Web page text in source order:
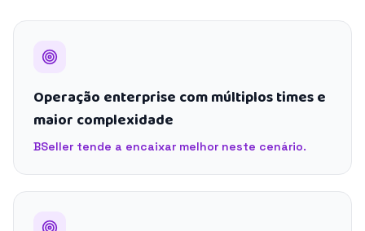
Operação enterprise com múltiplos times e
maior complexidade
BSeller tende a encaixar melhor neste cenário.